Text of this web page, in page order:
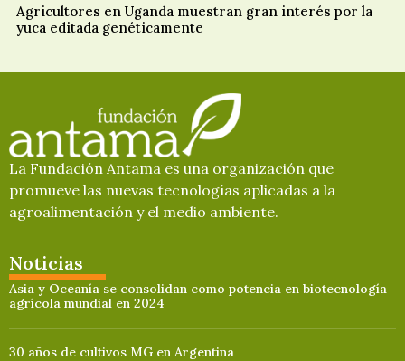
Agricultores en Uganda muestran gran interés por la
yuca editada genéticamente
La Fundación Antama es una organización que
promueve las nuevas tecnologías aplicadas a la
agroalimentación y el medio ambiente.
Noticias
Asia y Oceanía se consolidan como potencia en biotecnología
agrícola mundial en 2024
30 años de cultivos MG en Argentina